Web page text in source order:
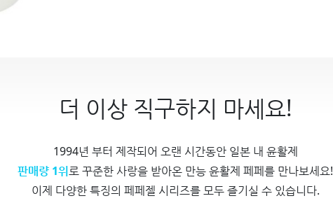
더 이상 직구하지 마세요!
1994년 부터 제작되어 오랜 시간동안 일본 내 윤활제
판매량 1위로 꾸준한 사랑을 받아온 만능 윤활제 페페를 만나보세요!
이제 다양한 특징의 페페젤 시리즈를 모두 즐기실 수 있습니다.